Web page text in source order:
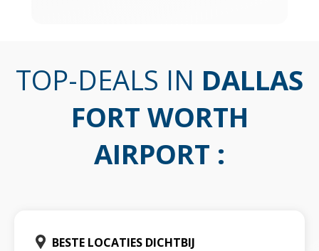
TOP-DEALS IN DALLAS
FORT WORTH
AIRPORT :
BESTE LOCATIES DICHTBIJ